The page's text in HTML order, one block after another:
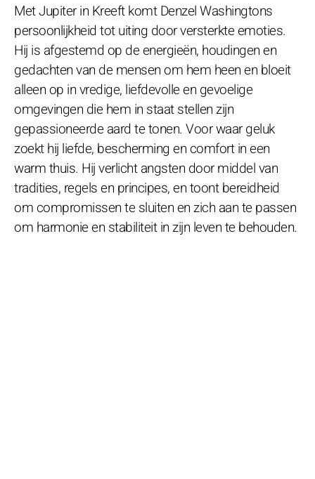
Met Jupiter in Kreeft komt Denzel Washingtons
persoonlijkheid tot uiting door versterkte emoties.
Hij is afgestemd op de energieën, houdingen en
gedachten van de mensen om hem heen en bloeit
alleen op in vredige, liefdevolle en gevoelige
omgevingen die hem in staat stellen zijn
gepassioneerde aard te tonen. Voor waar geluk
zoekt hij liefde, bescherming en comfort in een
warm thuis. Hij verlicht angsten door middel van
tradities, regels en principes, en toont bereidheid
om compromissen te sluiten en zich aan te passen
om harmonie en stabiliteit in zijn leven te behouden.